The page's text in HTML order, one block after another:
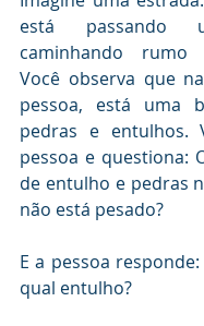
está passando
caminhando rumo
Você observa que
pessoa, está uma
pedras e entulhos.
pessoa e questiona:
de entulho e pedras
não está pesado?
E a pessoa
qual entulho?